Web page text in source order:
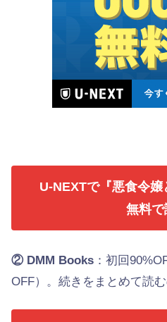
U-NEXTで『悪食令
無料で
② DMM Books ：初回
OFF）。続きをまとめて読む